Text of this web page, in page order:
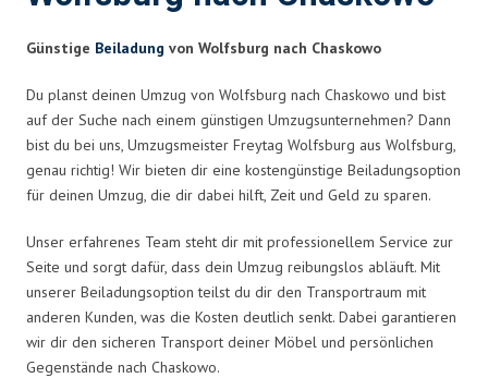
Günstige Beiladung von Wolfsburg nach Chaskowo
Du planst deinen Umzug von Wolfsburg nach Chaskowo und bist
auf der Suche nach einem günstigen Umzugsunternehmen? Dann
bist du bei uns, Umzugsmeister Freytag Wolfsburg aus Wolfsburg,
genau richtig! Wir bieten dir eine kostengünstige Beiladungsoption
für deinen Umzug, die dir dabei hilft, Zeit und Geld zu sparen.
Unser erfahrenes Team steht dir mit professionellem Service zur
Seite und sorgt dafür, dass dein Umzug reibungslos abläuft. Mit
unserer Beiladungsoption teilst du dir den Transportraum mit
anderen Kunden, was die Kosten deutlich senkt. Dabei garantieren
wir dir den sicheren Transport deiner Möbel und persönlichen
Gegenstände nach Chaskowo.